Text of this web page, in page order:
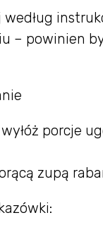
– powinien
porcje
zupą